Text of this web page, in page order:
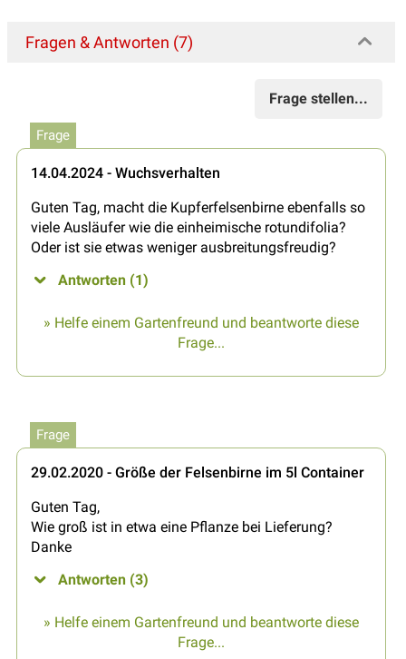
Fragen & Antworten (7)
Frage stellen...
Frage
14.04.2024 - Wuchsverhalten
Guten Tag, macht die Kupferfelsenbirne ebenfalls so
viele Ausläufer wie die einheimische rotundifolia?
Oder ist sie etwas weniger ausbreitungsfreudig?
Antworten (1)
» Helfe einem Gartenfreund und beantworte diese
Frage...
Frage
29.02.2020 - Größe der Felsenbirne im 5l Container
Guten Tag,
Wie groß ist in etwa eine Pflanze bei Lieferung?
Danke
Antworten (3)
» Helfe einem Gartenfreund und beantworte diese
Frage...